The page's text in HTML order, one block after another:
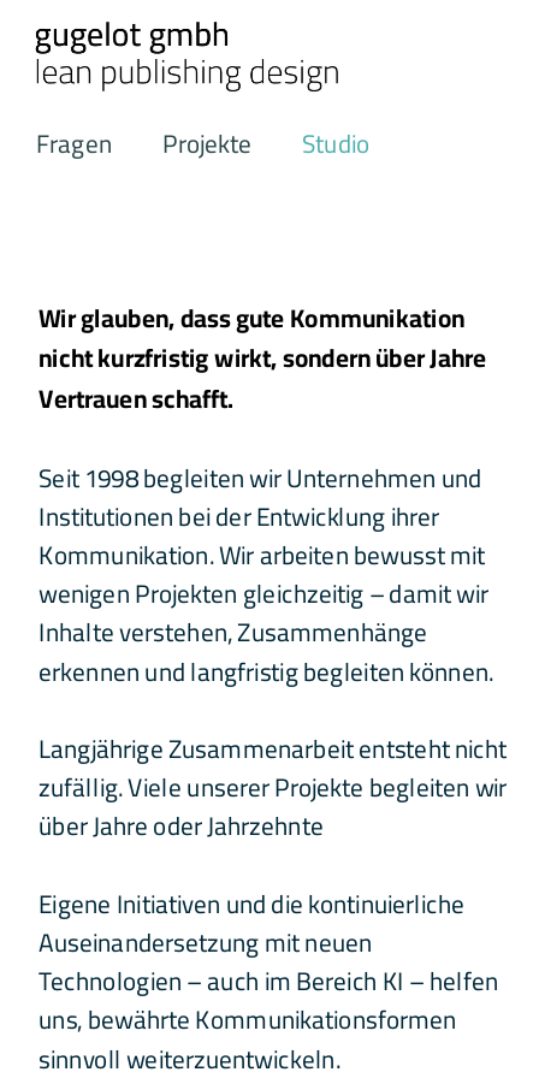
Wir glauben, dass gute Kommunikation
nicht kurzfristig wirkt, sondern über Jahre
Vertrauen schafft.
Seit 1998 begleiten wir Unternehmen und
Institutionen bei der Entwicklung ihrer
Kommunikation. Wir arbeiten bewusst mit
wenigen Projekten gleichzeitig – damit wir
Inhalte verstehen, Zusammenhänge
erkennen und langfristig begleiten können.
Langjährige Zusammenarbeit entsteht nicht
zufällig. Viele unserer Projekte begleiten wir
über Jahre oder Jahrzehnte
Eigene Initiativen und die kontinuierliche
Auseinandersetzung mit neuen
Technologien – auch im Bereich KI – helfen
uns, bewährte Kommunikationsformen
sinnvoll weiterzuentwickeln.
Fragen Projekte Studio